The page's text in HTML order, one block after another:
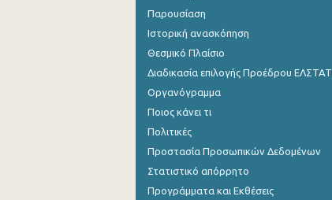
Μαρτίου 2024
Φεβρουαρίου 2024
Ιανουαρίου 2024
Νοεμβρίου 2023
Οκτωβρίου 2023
Σεπτεμβρίου 2023
Παρουσίαση
Ιστορική ανασκόπηση
Θεσμικό Πλαίσιο
Διαδικασία επιλογής Προέδρου ΕΛΣΤΑΤ
Οργανόγραμμα
Ποιος κάνει τι
Πολιτικές
Προστασία Προσωπικών Δεδομένων
Στατιστικό απόρρητο
Προγράμματα και Εκθέσεις